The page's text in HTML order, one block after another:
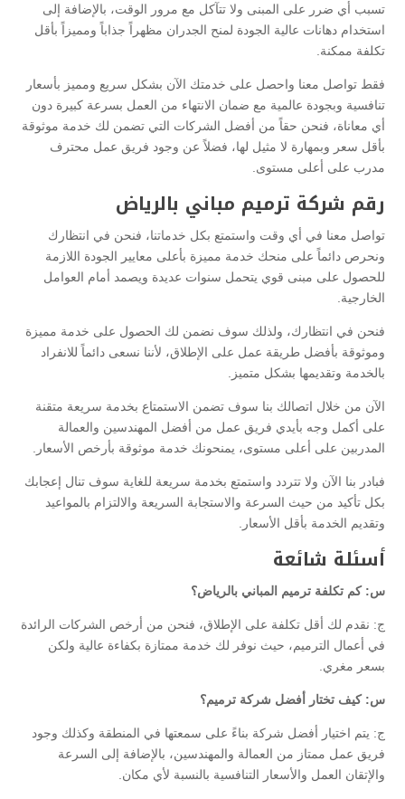
تسبب أي ضرر على المبنى ولا تتآكل مع مرور الوقت، بالإضافة إلى
استخدام دهانات عالية الجودة لمنح الجدران مظهراً جذاباً ومميزاً بأقل
تكلفة ممكنة.
فقط تواصل معنا واحصل على خدمتك الآن بشكل سريع ومميز بأسعار
تنافسية وبجودة عالمية مع ضمان الانتهاء من العمل بسرعة كبيرة دون
أي معاناة، فنحن حقاً من أفضل الشركات التي تضمن لك خدمة موثوقة
بأقل سعر وبمهارة لا مثيل لها، فضلاً عن وجود فريق عمل محترف
مدرب على أعلى مستوى.
رقم شركة ترميم مباني بالرياض
تواصل معنا في أي وقت واستمتع بكل خدماتنا، فنحن في انتظارك
ونحرص دائماً على منحك خدمة مميزة بأعلى معايير الجودة اللازمة
للحصول على مبنى قوي يتحمل سنوات عديدة ويصمد أمام العوامل
الخارجية.
فنحن في انتظارك، ولذلك سوف نضمن لك الحصول على خدمة مميزة
وموثوقة بأفضل طريقة عمل على الإطلاق، لأننا نسعى دائماً للانفراد
بالخدمة وتقديمها بشكل متميز.
الآن من خلال اتصالك بنا سوف تضمن الاستمتاع بخدمة سريعة متقنة
على أكمل وجه بأيدي فريق عمل من أفضل المهندسين والعمالة
المدربين على أعلى مستوى، يمنحونك خدمة موثوقة بأرخص الأسعار.
فبادر بنا الآن ولا تتردد واستمتع بخدمة سريعة للغاية سوف تنال إعجابك
بكل تأكيد من حيث السرعة والاستجابة السريعة والالتزام بالمواعيد
وتقديم الخدمة بأقل الأسعار.
أسئلة شائعة
س: كم تكلفة ترميم المباني بالرياض؟
ج: نقدم لك أقل تكلفة على الإطلاق، فنحن من أرخص الشركات الرائدة
في أعمال الترميم، حيث نوفر لك خدمة ممتازة بكفاءة عالية ولكن
بسعر مغري.
س: كيف تختار أفضل شركة ترميم؟
ج: يتم اختيار أفضل شركة بناءً على سمعتها في المنطقة وكذلك وجود
فريق عمل ممتاز من العمالة والمهندسين، بالإضافة إلى السرعة
والإتقان العمل والأسعار التنافسية بالنسبة لأي مكان.